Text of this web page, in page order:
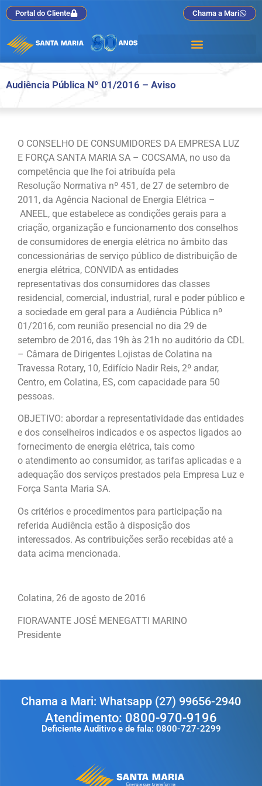
Portal do Cliente Chama a Mari
Audiência Pública Nº 01/2016 – Aviso
O CONSELHO DE CONSUMIDORES DA EMPRESA LUZ
E FORÇA SANTA MARIA SA – COCSAMA, no uso da
competência que lhe foi atribuída pela
Resolução Normativa nº 451, de 27 de setembro de
2011, da Agência Nacional de Energia Elétrica –
ANEEL, que estabelece as condições gerais para a
criação, organização e funcionamento dos conselhos
de consumidores de energia elétrica no âmbito das
concessionárias de serviço público de distribuição de
energia elétrica, CONVIDA as entidades
representativas dos consumidores das classes
residencial, comercial, industrial, rural e poder público e
a sociedade em geral para a Audiência Pública nº
01/2016, com reunião presencial no dia 29 de
setembro de 2016, das 19h às 21h no auditório da CDL
– Câmara de Dirigentes Lojistas de Colatina na
Travessa Rotary, 10, Edifício Nadir Reis, 2º andar,
Centro, em Colatina, ES, com capacidade para 50
pessoas.
OBJETIVO: abordar a representatividade das entidades
e dos conselheiros indicados e os aspectos ligados ao
fornecimento de energia elétrica, tais como
o atendimento ao consumidor, as tarifas aplicadas e a
adequação dos serviços prestados pela Empresa Luz e
Força Santa Maria SA.
Os critérios e procedimentos para participação na
referida Audiência estão à disposição dos
interessados. As contribuições serão recebidas até a
data acima mencionada.
Colatina, 26 de agosto de 2016
FIORAVANTE JOSÉ MENEGATTI MARINO
Presidente
Chama a Mari: Whatsapp (27) 99656-2940
Atendimento: 0800-970-9196
Deficiente Auditivo e de fala: 0800-727-2299